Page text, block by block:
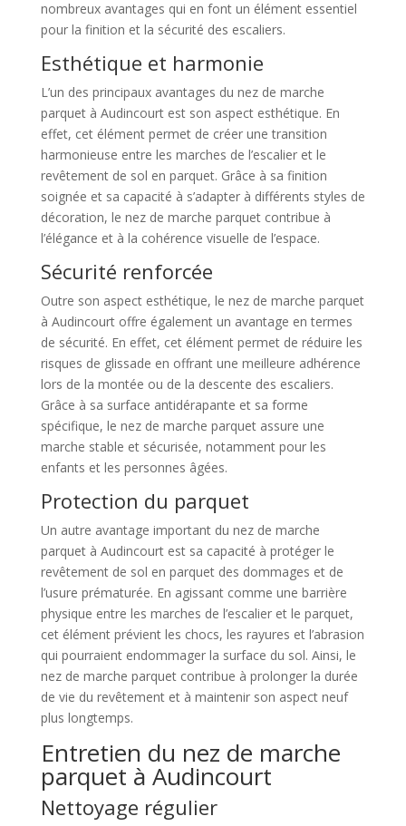
nombreux avantages qui en font un élément essentiel
pour la finition et la sécurité des escaliers.
Esthétique et harmonie
L’un des principaux avantages du nez de marche
parquet à Audincourt est son aspect esthétique. En
effet, cet élément permet de créer une transition
harmonieuse entre les marches de l’escalier et le
revêtement de sol en parquet. Grâce à sa finition
soignée et sa capacité à s’adapter à différents styles de
décoration, le nez de marche parquet contribue à
l’élégance et à la cohérence visuelle de l’espace.
Sécurité renforcée
Outre son aspect esthétique, le nez de marche parquet
à Audincourt offre également un avantage en termes
de sécurité. En effet, cet élément permet de réduire les
risques de glissade en offrant une meilleure adhérence
lors de la montée ou de la descente des escaliers.
Grâce à sa surface antidérapante et sa forme
spécifique, le nez de marche parquet assure une
marche stable et sécurisée, notamment pour les
enfants et les personnes âgées.
Protection du parquet
Un autre avantage important du nez de marche
parquet à Audincourt est sa capacité à protéger le
revêtement de sol en parquet des dommages et de
l’usure prématurée. En agissant comme une barrière
physique entre les marches de l’escalier et le parquet,
cet élément prévient les chocs, les rayures et l’abrasion
qui pourraient endommager la surface du sol. Ainsi, le
nez de marche parquet contribue à prolonger la durée
de vie du revêtement et à maintenir son aspect neuf
plus longtemps.
Entretien du nez de marche
parquet à Audincourt
Nettoyage régulier